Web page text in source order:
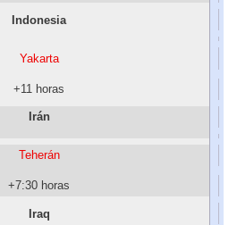
Indonesia
Yakarta
+11 horas
Irán
Teherán
+7:30 horas
Iraq